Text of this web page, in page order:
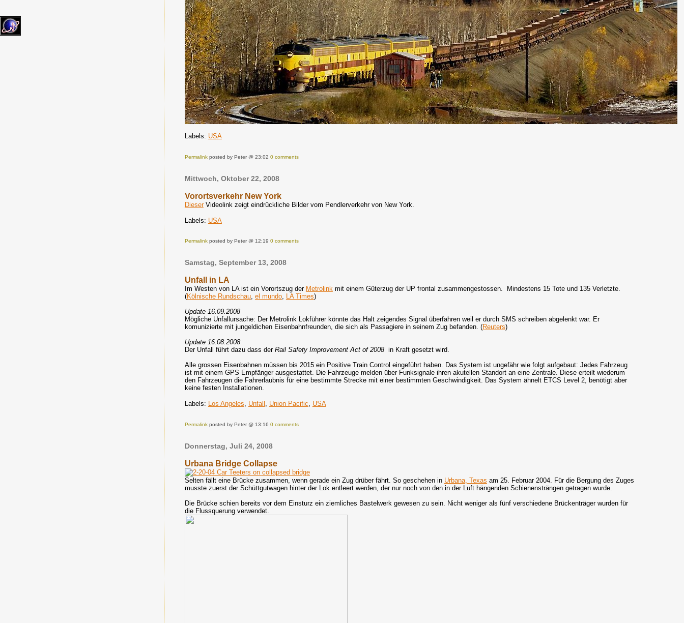
Labels: USA
Permalinkposted by Peter @ 23:02 0 comments
Mittwoch, Oktober 22, 2008
Vorortsverkehr New York
DieserVideolink zeigt eindrückliche Bilder vom Pendlerverkehr von New York.
Labels: USA
Permalinkposted by Peter @ 12:19 0 comments
Samstag, September 13, 2008
Unfall in LA
Im Westen von LA ist ein Vorortszug der Metrolinkmit einem Güterzug der UP frontal zusammengestossen. Mindestens 15 Tote und 135 Verletzte.
(Kölnische Rundschau, el mundo, LA Times)
Update 16.09.2008
Mögliche Unfallursache: Der Metrolink Lokführer könnte das Halt zeigendes Signal überfahren weil er durch SMS schreiben abgelenkt war. Er
komunizierte mit jungeldichen Eisenbahnfreunden, die sich als Passagiere in seinem Zug befanden. (Reuters)
Update 16.08.2008
Der Unfall führt dazu dass der Rail Safety Improvement Act of 2008 in Kraft gesetzt wird.
Alle grossen Eisenbahnen müssen bis 2015 ein Positive Train Control eingeführt haben. Das System ist ungefähr wie folgt aufgebaut: Jedes Fahrzeug
ist mit einem GPS Empfänger ausgestattet. Die Fahrzeuge melden über Funksignale ihren akutellen Standort an eine Zentrale. Diese erteilt wiederum
den Fahrzeugen die Fahrerlaubnis für eine bestimmte Strecke mit einer bestimmten Geschwindigkeit. Das System ähnelt ETCS Level 2, benötigt aber
keine festen Installationen.
Labels: Los Angeles, Unfall , Union Pacific, USA
Permalinkposted by Peter @ 13:16 0 comments
Donnerstag, Juli 24, 2008
Urbana Bridge Collapse
Selten fällt eine Brücke zusammen, wenn gerade ein Zug drüber fährt. So geschehen in Urbana, Texas am 25. Februar 2004. Für die Bergung des Zuges
musste zuerst der Schüttgutwagen hinter der Lok entleert werden, der nur noch von den in der Luft hängenden Schienensträngen getragen wurde.
Die Brücke schien bereits vor dem Einsturz ein ziemliches Bastelwerk gewesen zu sein. Nicht weniger als fünf verschiedene Brückenträger wurden für
die Flussquerung verwendet.